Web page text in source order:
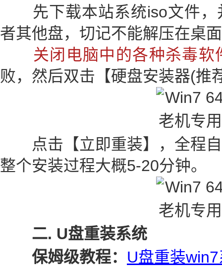
先下载本站系统iso文件，
者其他盘，切记不能解压在桌
关闭电脑中的各种杀毒软
败，然后双击【硬盘安装器(推
点击【立即重装】，全程自
整个安装过程大概5-20分钟。
二. U盘重装系统
保姆级教程： U盘重装